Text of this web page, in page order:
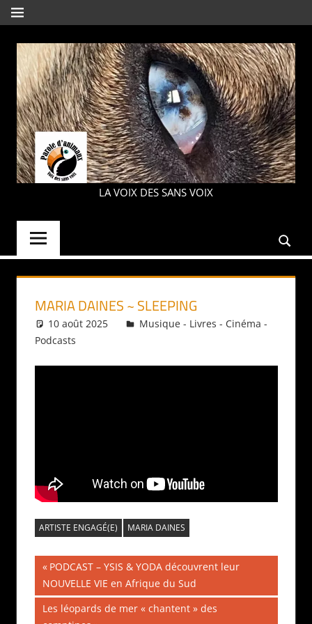
Aller
au
contenu
MENU
PAROLE
LA VOIX DES SANS VOIX
MARIA DAINES ~ SLEEPING
10 août 2025 Daniel
Musique - Livres - Cinéma -
Podcasts
ARTISTE ENGAGÉ(E) MARIA DAINES
Navigation
de
Publication
précédente :
PODCAST – YSIS & YODA découvrent leur
NOUVELLE VIE en Afrique du Sud
Publication
Les léopards de mer « chantent » des